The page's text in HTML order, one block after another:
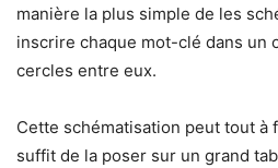
manière la plus simple de les
inscrire chaque mot-clé dans un
cercles entre eux.
Cette schématisation peut tout à
suffit de la poser sur un grand